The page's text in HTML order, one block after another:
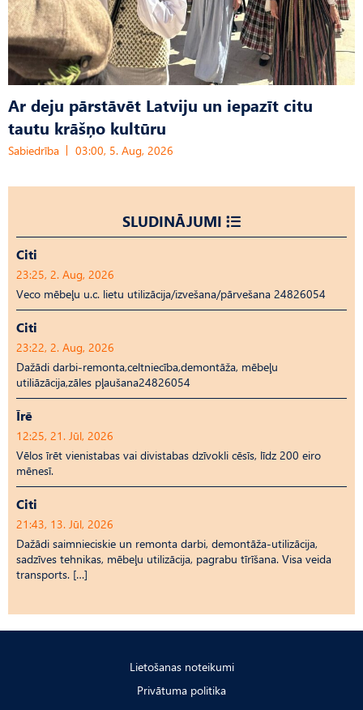
Ar deju pārstāvēt Latviju un iepazīt citu
tautu krāšņo kultūru
Sabiedrība 03:00, 5. Aug, 2026
SLUDINĀJUMI
Citi
23:25, 2. Aug, 2026
Veco mēbeļu u.c. lietu utilizācija/izvešana/pārvešana 24826054
Citi
23:22, 2. Aug, 2026
Dažādi darbi-remonta,celtniecība,demontāža, mēbeļu
utiliāzācija,zāles pļaušana24826054
Īrē
12:25, 21. Jūl, 2026
Vēlos īrēt vienistabas vai divistabas dzīvokli cēsīs, līdz 200 eiro
mēnesī.
Citi
21:43, 13. Jūl, 2026
Dažādi saimnieciskie un remonta darbi, demontāža-utilizācija,
sadzīves tehnikas, mēbeļu utilizācija, pagrabu tīrīšana. Visa veida
transports. […]
Lietošanas noteikumi
Privātuma politika